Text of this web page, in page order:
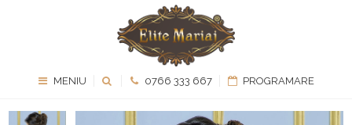
MENIU 0766 333 667 PROGRAMARE